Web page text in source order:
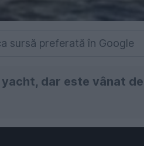
sursă preferată în Google
dar este vânat